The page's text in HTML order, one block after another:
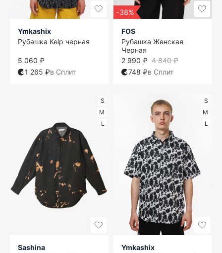
Ymkashix
Рубашка Kelp черная
5 060 ₽
1 265 ₽в Сплит
-38%
FOS
Рубашка Женская
Черная
4 840 ₽
2 990 ₽
748 ₽в Сплит
S
M
L
Sashina
S
M
L
Ymkashix